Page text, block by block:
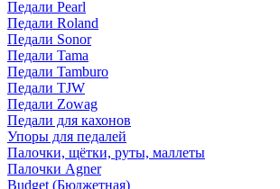
Педали Pearl
Педали Roland
Педали Sonor
Педали Tama
Педали Tamburo
Педали TJW
Педали Zowag
Педали для кахонов
Упоры для педалей
Палочки, щётки, руты, маллеты
Палочки Agner
Budget (Бюджетная)